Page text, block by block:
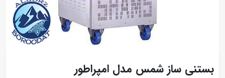
بستنی ساز شمس مدل امپراطور